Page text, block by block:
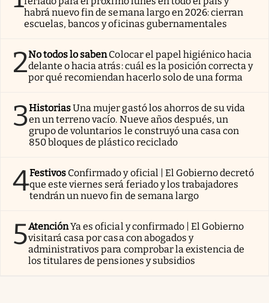
habrá nuevo fin de semana largo en 2026: cierran
escuelas, bancos y oficinas gubernamentales
2No todos lo sabenColocar el papel higiénico hacia
delante o hacia atrás: cuál es la posición correcta y
por qué recomiendan hacerlo solo de una forma
3HistoriasUna mujer gastó los ahorros de su vida
en un terreno vacío. Nueve años después, un
grupo de voluntarios le construyó una casa con
850 bloques de plástico reciclado
4Festivos Confirmado y oficial | El Gobierno decretó
que este viernes será feriado y los trabajadores
tendrán un nuevo fin de semana largo
5AtenciónYa es oficial y confirmado | El Gobierno
visitará casa por casa con abogados y
administrativos para comprobar la existencia de
los titulares de pensiones y subsidios